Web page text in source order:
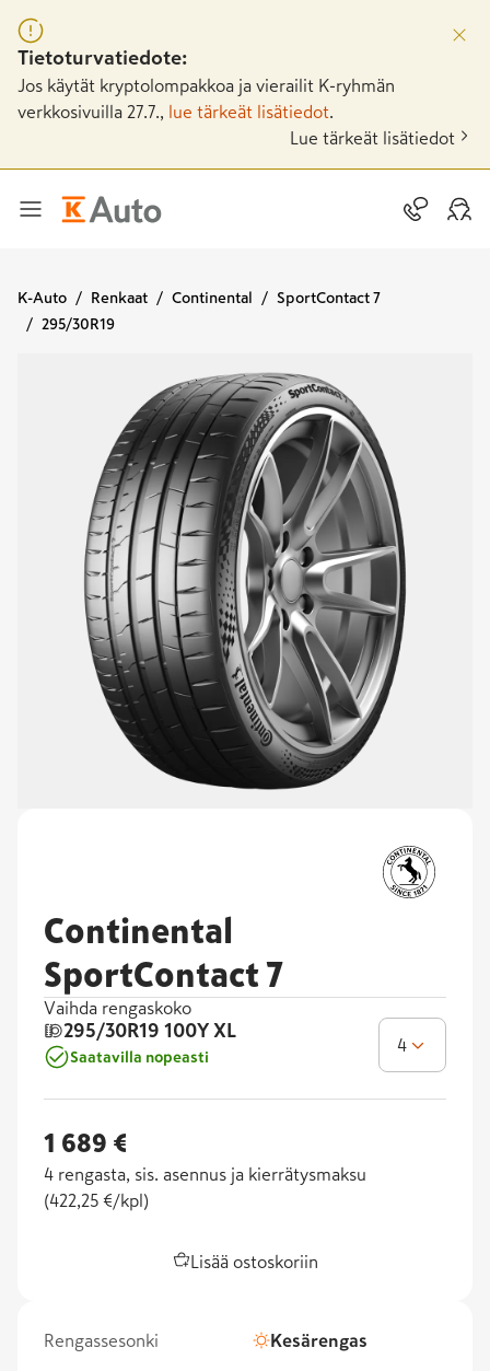
Tietoturvatiedote:
Jos käytät kryptolompakkoa ja vierailit K-ryhmän
verkkosivuilla 27.7.,
lue tärkeät lisätiedot
Lue tärkeät lisätiedot
K-Auto Renkaat Continental
SportContact 7
295/30R19
Continental
SportContact 7
Vaihda rengaskoko
295/30R19 100Y XL
Saatavilla nopeasti
4
1 689 €
4 rengasta, sis. asennus ja kierrätysmaksu
(422,25 €/kpl )
Lisää ostoskoriin
Rengassesonki Kesärengas